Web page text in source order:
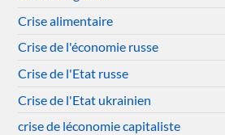
Crise alimentaire
Crise de l'économie russe
Crise de l'Etat russe
Crise de l'Etat ukrainien
crise de léconomie capitaliste